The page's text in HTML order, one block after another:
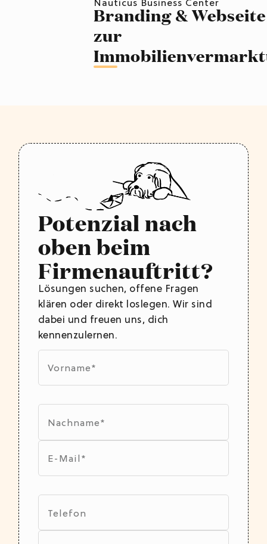
Nauticus Business Center
Branding & Webseite
zur
Potenzial nach
oben beim
Firmenauftritt?
Lösungen suchen, offene Fragen
klären oder direkt loslegen. Wir sind
dabei und freuen uns, dich
kennenzulernen.